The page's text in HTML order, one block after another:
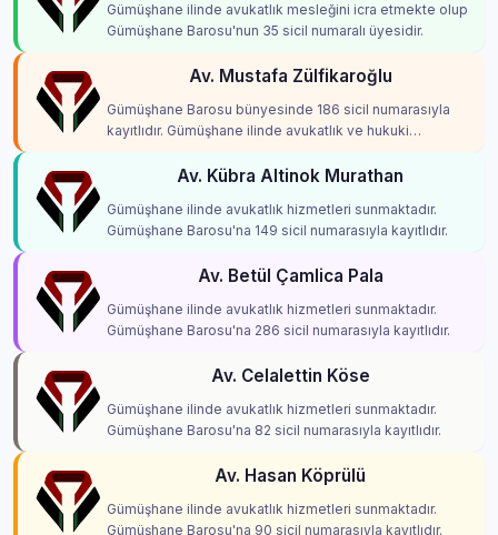
Gümüşhane ilinde avukatlık mesleğini icra etmekte olup
Gümüşhane Barosu'nun 35 sicil numaralı üyesidir.
Av. Mustafa Zülfikaroğlu
Gümüşhane Barosu bünyesinde 186 sicil numarasıyla
kayıtlıdır. Gümüşhane ilinde avukatlık ve hukuki
Av. Kübra Altinok Murathan
Gümüşhane ilinde avukatlık hizmetleri sunmaktadır.
Gümüşhane Barosu'na 149 sicil numarasıyla kayıtlıdır.
Av. Betül Çamlica Pala
Gümüşhane ilinde avukatlık hizmetleri sunmaktadır.
Gümüşhane Barosu'na 286 sicil numarasıyla kayıtlıdır.
Av. Celalettin Köse
Gümüşhane ilinde avukatlık hizmetleri sunmaktadır.
Gümüşhane Barosu'na 82 sicil numarasıyla kayıtlıdır.
Av. Hasan Köprülü
Gümüşhane ilinde avukatlık hizmetleri sunmaktadır.
Gümüşhane Barosu'na 90 sicil numarasıyla kayıtlıdır.